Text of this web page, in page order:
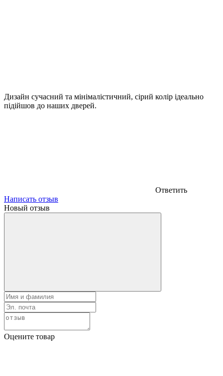
Дизайн сучасний та мінімалістичний, сірий колір ідеально
підійшов до наших дверей.
Ответить
Написать отзыв
Новый отзыв
Оцените товар